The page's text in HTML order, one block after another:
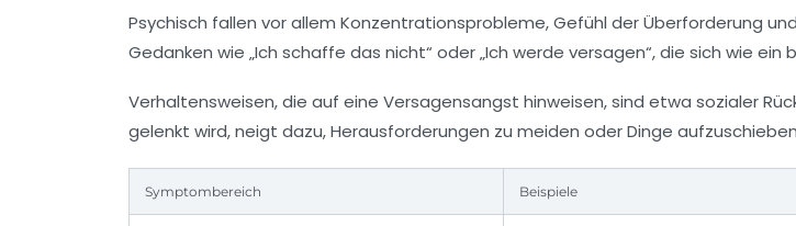
Psychisch fallen vor allem Konzentrationsprobleme, Gefühl der Überforderung
Gedanken wie „Ich schaffe das nicht“ oder „Ich werde versagen“, die sich wie
Verhaltensweisen, die auf eine Versagensangst hinweisen, sind etwa sozialer
gelenkt wird, neigt dazu, Herausforderungen zu meiden oder Dinge
Symptombereich Beispiele